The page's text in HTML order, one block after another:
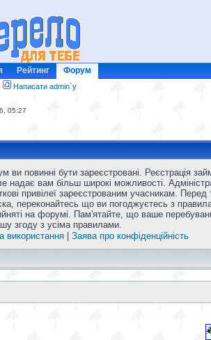
Рейтинг Форум
Написати admin`у
05:27
ви повинні бути зареєстровані. Реєстрація
надає вам більш широкі можливості.
привілеї зареєстрованим учасникам. Перед
переконайтесь що ви погоджуєтесь з
на форумі. Пам'ятайте, що ваше
згоду з усіма правилами.
використання
Заява про конфіденційність